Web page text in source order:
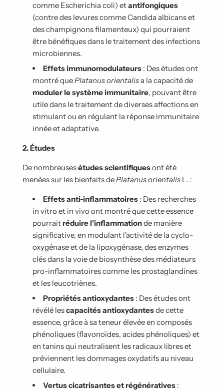
comme Escherichia coli) etantifongiques
(contre des levures comme Candida albicans et
des champignons filamenteux) qui pourraient
être bénéfiques dans le traitement des infections
microbiennes.
Effets immunomodulateurs : Des études ont
montré quePlatanus orientalisa la capacité de
moduler le système immunitaire, pouvant être
utile dans le traitement de diverses affections en
stimulant ou en régulant la réponse immunitaire
innée et adaptative.
2. Études
De nombreusesétudes scientifiquesont été
menées sur les bienfaits dePlatanus orientalis L. :
Effets anti-inflammatoires : Des recherches
in vitro et in vivo ont montré que cette essence
pourrait réduire l'inflammationde manière
significative, en modulant l'activité de la cyclo-
oxygénase et de la lipoxygénase, des enzymes
clés dans la voie de biosynthèse des médiateurs
pro-inflammatoires comme les prostaglandines
et les leucotriènes.
Propriétés antioxydantes : Des études ont
révélé lescapacités antioxydantesde cette
essence, grâce à sa teneur élevée en composés
phénoliques (flavonoïdes, acides phénoliques) et
en tanins qui neutralisent les radicaux libres et
préviennent les dommages oxydatifs au niveau
cellulaire.
Vertus cicatrisantes et régénératives :